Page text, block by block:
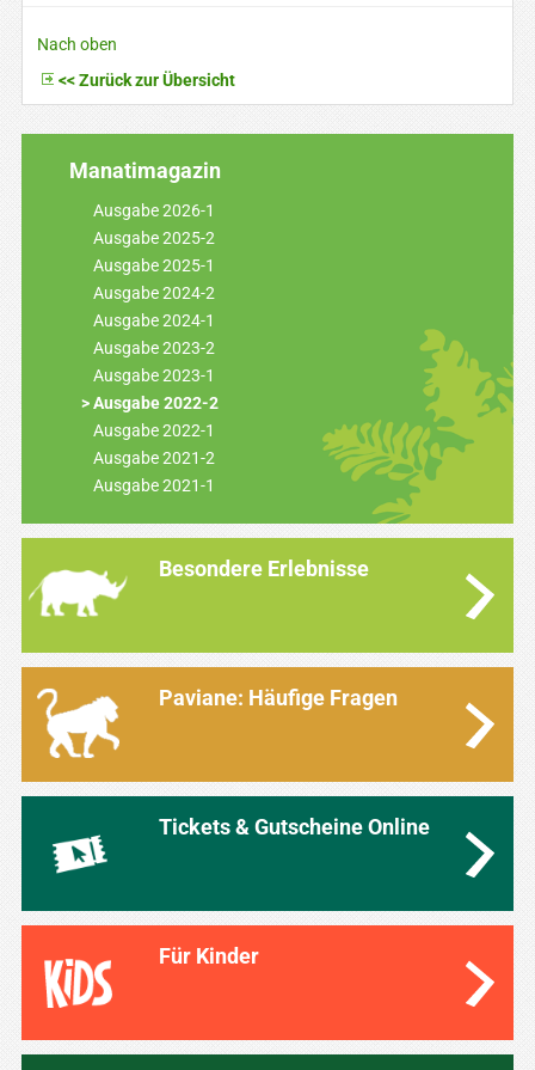
Nach oben
<< Zurück zur Übersicht
Manatimagazin
Ausgabe 2026-1
Ausgabe 2025-2
Ausgabe 2025-1
Ausgabe 2024-2
Ausgabe 2024-1
Ausgabe 2023-2
Ausgabe 2023-1
Ausgabe 2022-2
Ausgabe 2022-1
Ausgabe 2021-2
Ausgabe 2021-1
Besondere Erlebnisse
Paviane: Häufige Fragen
Tickets & Gutscheine Online
Für Kinder